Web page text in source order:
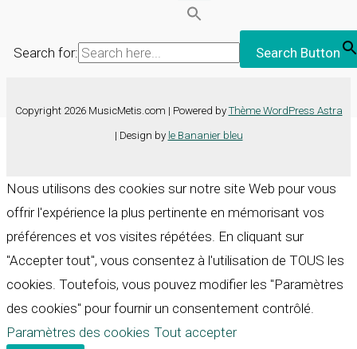
Search for: Search Button
Copyright 2026 MusicMetis.com | Powered by Thème WordPress Astra
| Design by le Bananier bleu
Nous utilisons des cookies sur notre site Web pour vous
offrir l'expérience la plus pertinente en mémorisant vos
préférences et vos visites répétées. En cliquant sur
"Accepter tout", vous consentez à l'utilisation de TOUS les
cookies. Toutefois, vous pouvez modifier les "Paramètres
des cookies" pour fournir un consentement contrôlé.
Paramètres des cookies Tout accepter